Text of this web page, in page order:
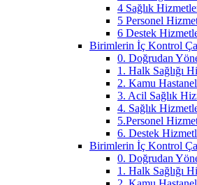
4 Sağlık
5 Personel
6 Destek
Birimlerin İç Kontrol
0. Doğrudan
1. Halk Sağlığı
2. Kamu
3. Acil Sağlık
4. Sağlık
5.Personel
6. Destek
Birimlerin İç Kontrol
0. Doğrudan
1. Halk Sağlığı